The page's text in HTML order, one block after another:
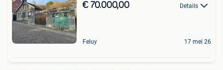
€ 70.000,00 Details
Feluy 17 mei 26